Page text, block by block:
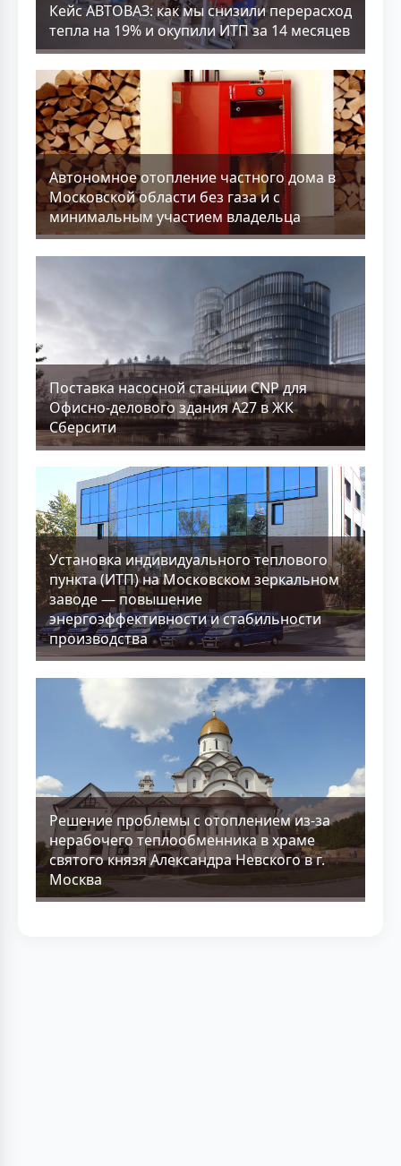
Кейс АВТОВАЗ: как мы снизили перерасход
тепла на 19% и окупили ИТП за 14 месяцев
Aвтономное отопление частного дома в
Московской области без газа и с
минимальным участием владельца
Поставка насосной станции CNP для
Офисно-делового здания А27 в ЖК
Сберсити
Установка индивидуального теплового
пункта (ИТП) на Московском зеркальном
заводе — повышение
энергоэффективности и стабильности
производства
Решение проблемы с отоплением из-за
нерабочего теплообменника в храме
святого князя Александра Невского в г.
Москва